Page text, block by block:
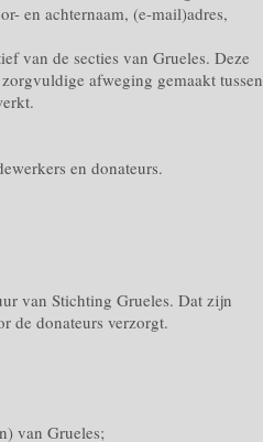
en achternaam, (e-mail)adres,
van de secties van Grueles. Deze
afweging gemaakt tussen
en donateurs.
van Stichting Grueles. Dat zijn
de donateurs verzorgt.
van Grueles;